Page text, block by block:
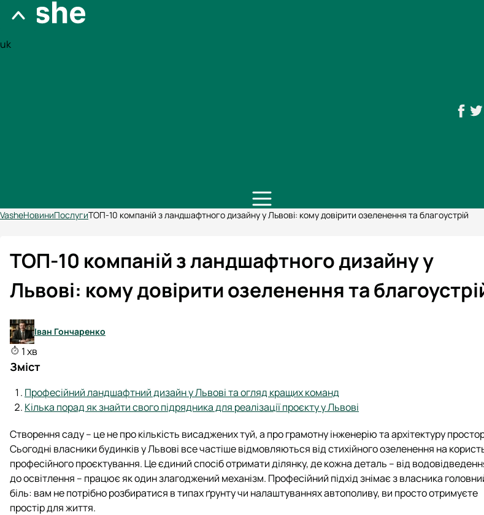
uk
VasheНовиниПослугиТОП-10 компаній з ландшафтного дизайну у Львові: кому довірити озеленення та благоустрій
ТОП-10 компаній з ландшафтного дизайну у
Львові: кому довірити озеленення та
Іван Гончаренко
1 хв
Зміст
Професійний ландшафтний дизайн у Львові та огляд кращих команд
Кілька порад як знайти свого підрядника для реалізації проєкту у Львові
Створення саду – це не про кількість висаджених туй, а про грамотну інженерію та архітектуру
Сьогодні власники будинків у Львові все частіше відмовляються від стихійного озеленення на
професійного проєктування. Це єдиний спосіб отримати ділянку, де кожна деталь – від
до освітлення – працює як один злагоджений механізм. Професійний підхід знімає з власника
біль: вам не потрібно розбиратися в типах ґрунту чи налаштуваннях автополиву, ви просто отримуєте
простір для життя.